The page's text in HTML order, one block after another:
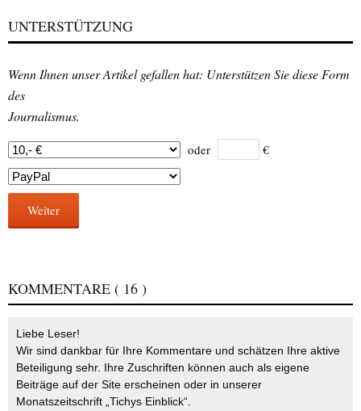
UNTERSTÜTZUNG
Wenn Ihnen unser Artikel gefallen hat: Unterstützen Sie diese Form
des
Journalismus.
oder €
Weiter
KOMMENTARE ( 16 )
Liebe Leser!
Wir sind dankbar für Ihre Kommentare und schätzen Ihre aktive
Beteiligung sehr. Ihre Zuschriften können auch als eigene
Beiträge auf der Site erscheinen oder in unserer
Monatszeitschrift „Tichys Einblick“.